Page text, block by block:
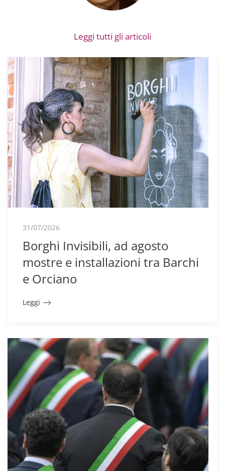
Leggi tutti gli articoli
31/07/2026
Borghi Invisibili, ad agosto
mostre e installazioni tra Barchi
e Orciano
Leggi